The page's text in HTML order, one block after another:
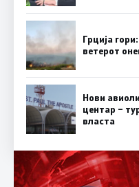
Грција
ветерот
Нови
центар –
власта